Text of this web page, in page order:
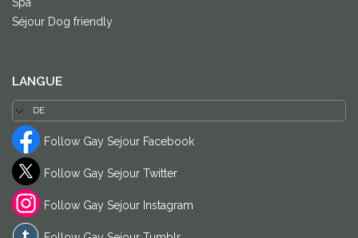
Séjour Dog friendly
LANGUE
Follow Gay Sejour Facebook
Follow Gay Sejour Twitter
Follow Gay Sejour Instagram